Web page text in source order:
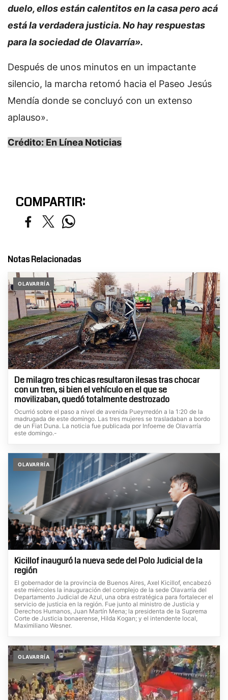
duelo, ellos están calentitos en la casa pero acá
está la verdadera justicia. No hay respuestas
para la sociedad de Olavarría».
Después de unos minutos en un impactante
silencio, la marcha retomó hacia el Paseo Jesús
Mendía donde se concluyó con un extenso
aplauso».
Crédito: En Línea Noticias
COMPARTIR:
Notas Relacionadas
OLAVARRÍA
De milagro tres chicas resultaron ilesas tras chocar
con un tren, si bien el vehículo en el que se
movilizaban, quedó totalmente destrozado
Ocurrió sobre el paso a nivel de avenida Pueyrredón a la 1:20 de la
madrugada de este domingo. Las tres mujeres se trasladaban a bordo
de un Fiat Duna. La noticia fue publicada por Infoeme de Olavarría
este domingo.-
OLAVARRÍA
Kicillof inauguró la nueva sede del Polo Judicial de la
región
El gobernador de la provincia de Buenos Aires, Axel Kicillof, encabezó
este miércoles la inauguración del complejo de la sede Olavarría del
Departamento Judicial de Azul, una obra estratégica para fortalecer el
servicio de justicia en la región. Fue junto al ministro de Justicia y
Derechos Humanos, Juan Martín Mena; la presidenta de la Suprema
Corte de Justicia bonaerense, Hilda Kogan; y el intendente local,
Maximiliano Wesner.
OLAVARRÍA